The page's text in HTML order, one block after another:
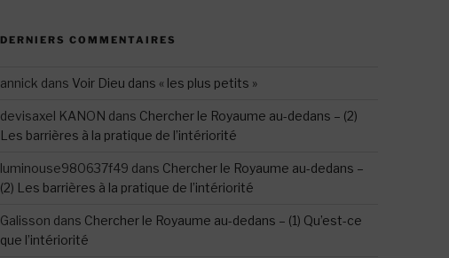
DERNIERS COMMENTAIRES
annick dans Voir Dieu dans « les plus petits »
devisaxel KANON dans Chercher le Royaume au-dedans – (2)
Les barrières à la pratique de l’intériorité
luminouse980637f49 dans Chercher le Royaume au-dedans –
(2) Les barrières à la pratique de l’intériorité
Galisson dans Chercher le Royaume au-dedans – (1) Qu’est-ce
que l’intériorité